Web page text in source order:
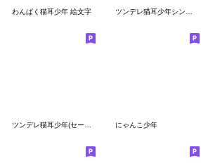
わんぱく猫耳少年 絵文字
にゃんこ少年